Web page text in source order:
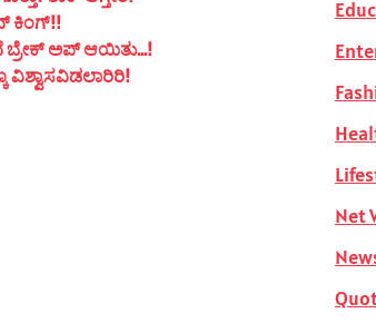
ಕಿಂಗ್!!
ಬ್ರೇಕ್ ಅಪ್ ಆಯಿತು…!
ವಿಶ್ವಾಸವಿಡಲಾರಿರಿ!
Net